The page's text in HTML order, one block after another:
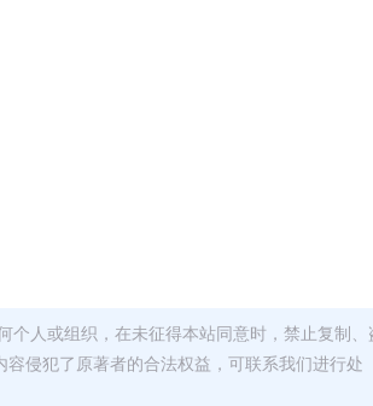
个人或组织，在未征得本站同意时，禁止复制、
侵犯了原著者的合法权益，可联系我们进行处